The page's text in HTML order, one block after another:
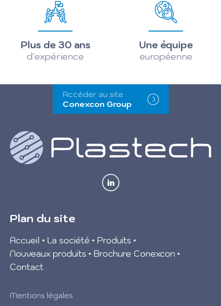
Plus de 30 ans
d'expérience
Une équipe
européenne
Accéder au site
Conexcon Group
Plan du site
Accueil La société
Produits
Nouveaux produits
Brochure Conexcon
Contact
Mentions légales